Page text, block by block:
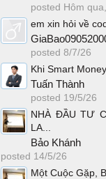
posted Hôm
em xin hỏi về
posted 8/7/26
Khi Smart
Tuấn Thành
posted 19/5/26
NHÀ ĐẦU TƯ
LA...
Bảo Khánh
posted 14/5/26
Một Cuộc Gặp,